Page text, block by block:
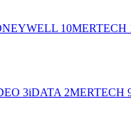
10MERTECH
3iDATA 2MERTECH